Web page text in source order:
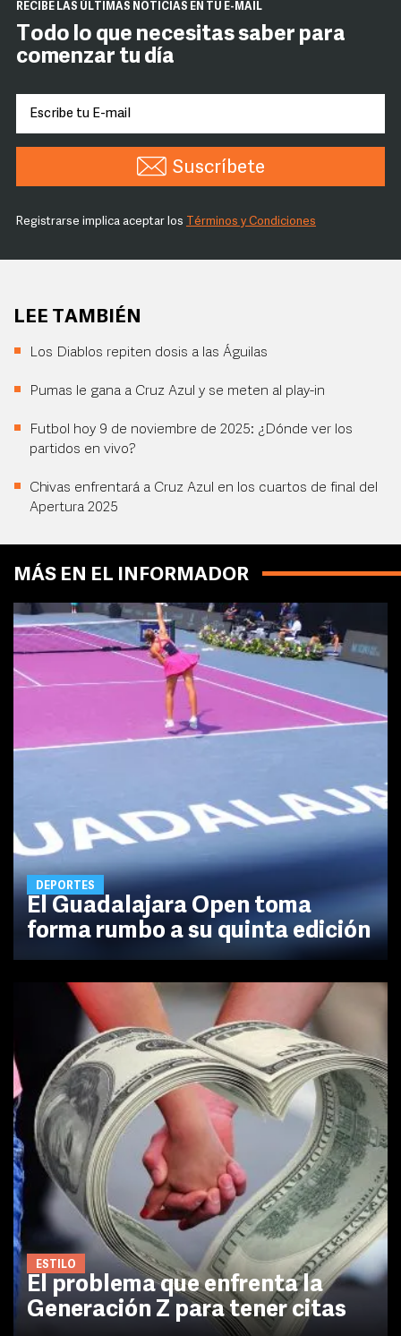
RECIBE LAS ÚLTIMAS NOTICIAS EN TU E-MAIL
Todo lo que necesitas saber para
comenzar tu día
Suscríbete
Registrarse implica aceptar los Términos y Condiciones
LEE TAMBIÉN
Los Diablos repiten dosis a las Águilas
Pumas le gana a Cruz Azul y se meten al play-in
Futbol hoy 9 de noviembre de 2025: ¿Dónde ver los
partidos en vivo?
Chivas enfrentará a Cruz Azul en los cuartos de final del
Apertura 2025
MÁS EN EL INFORMADOR
DEPORTES
El Guadalajara Open toma
forma rumbo a su quinta edición
ESTILO
El problema que enfrenta la
Generación Z para tener citas